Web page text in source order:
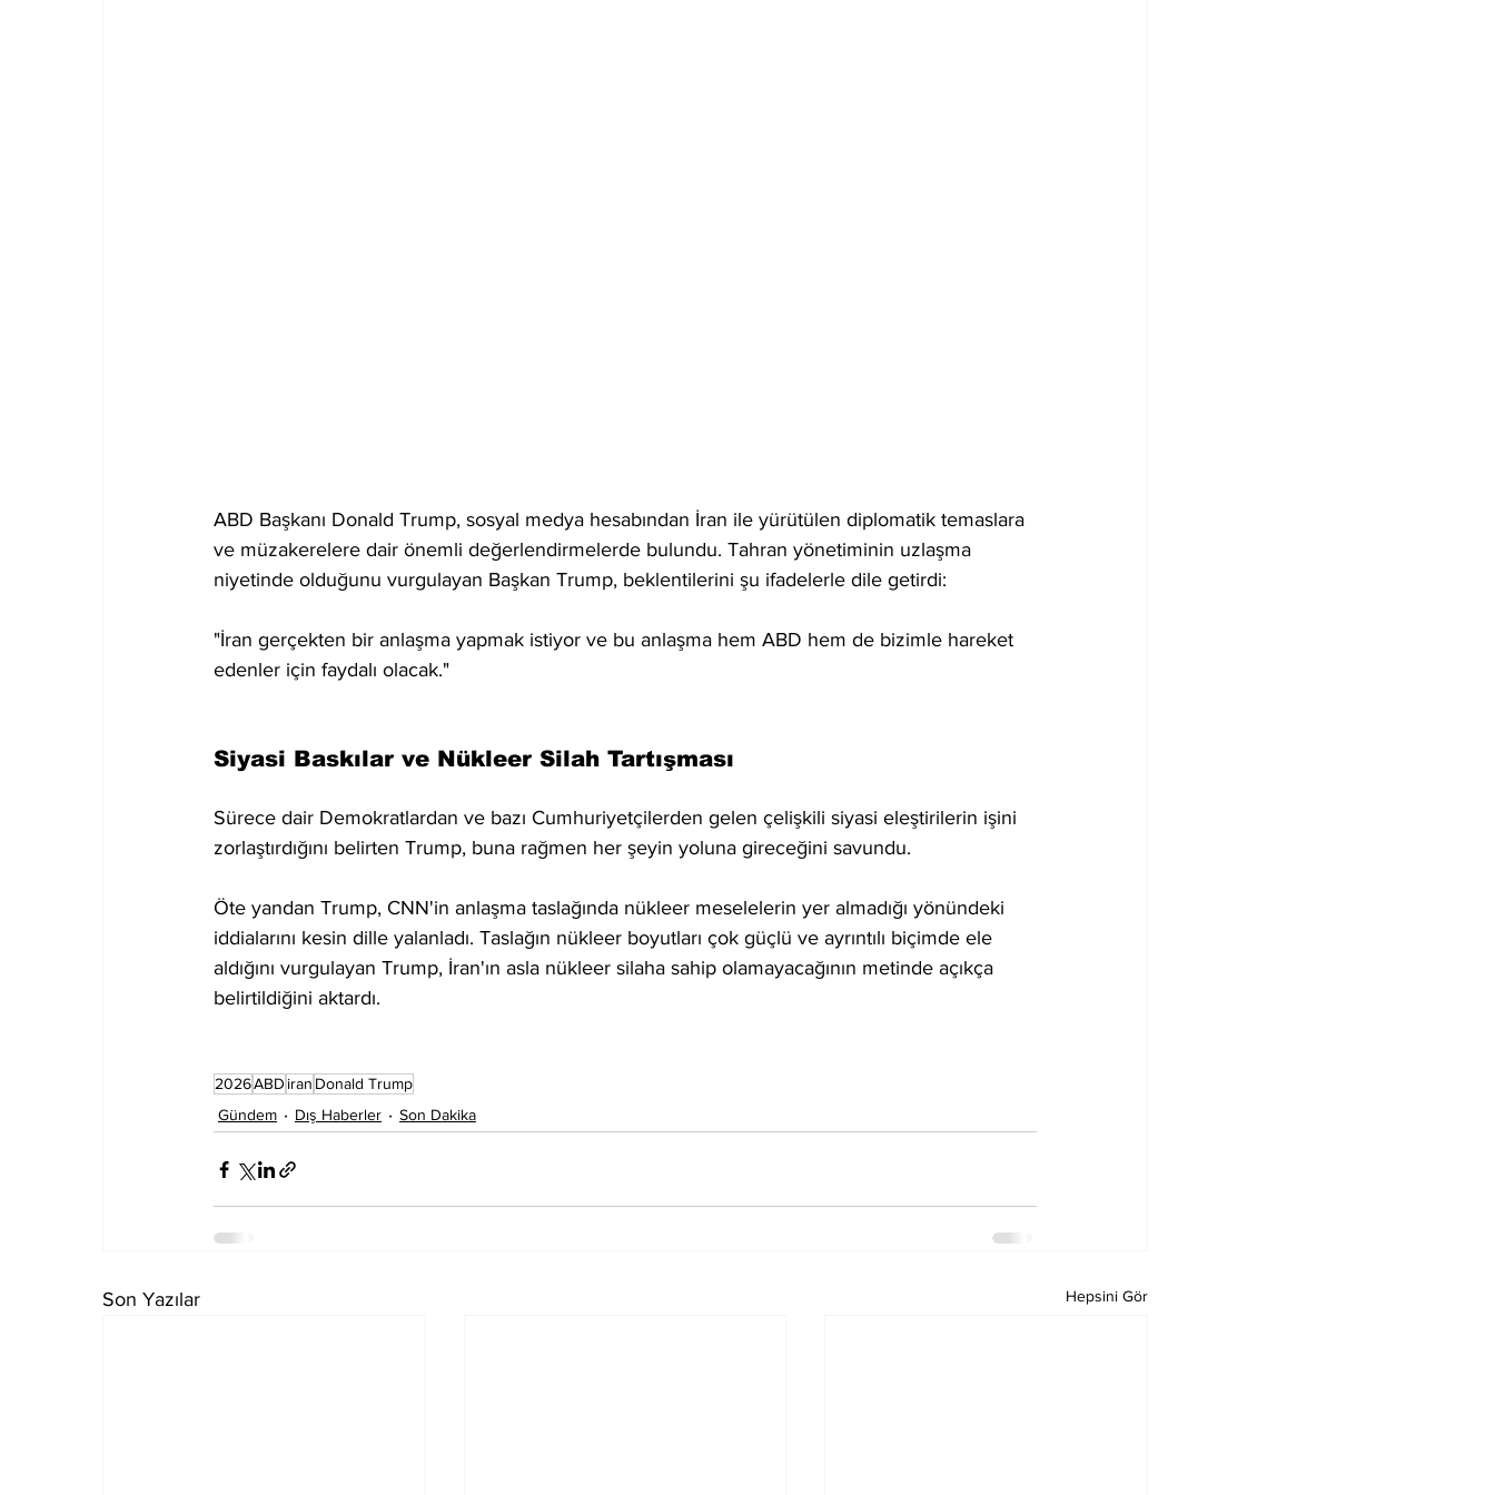
ABD Başkanı Donald Trump, sosyal medya hesabından İran ile yürütülen diplomatik temaslara
ve müzakerelere dair önemli değerlendirmelerde bulundu. Tahran yönetiminin uzlaşma
niyetinde olduğunu vurgulayan Başkan Trump, beklentilerini şu ifadelerle dile getirdi:
"İran gerçekten bir anlaşma yapmak istiyor ve bu anlaşma hem ABD hem de bizimle hareket
edenler için faydalı olacak."
Siyasi Baskılar ve Nükleer Silah Tartışması
Sürece dair Demokratlardan ve bazı Cumhuriyetçilerden gelen çelişkili siyasi eleştirilerin işini
zorlaştırdığını belirten Trump, buna rağmen her şeyin yoluna gireceğini savundu.
Öte yandan Trump, CNN'in anlaşma taslağında nükleer meselelerin yer almadığı yönündeki
iddialarını kesin dille yalanladı. Taslağın nükleer boyutları çok güçlü ve ayrıntılı biçimde ele
aldığını vurgulayan Trump, İran'ın asla nükleer silaha sahip olamayacağının metinde açıkça
belirtildiğini aktardı.
2026ABD iran Donald Trump
Gündem
Dış Haberler Son Dakika
Son Yazılar Hepsini Gör